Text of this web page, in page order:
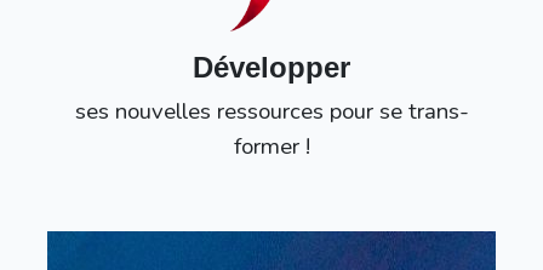
Développer
ses nouvelles ressources pour se trans-
former !